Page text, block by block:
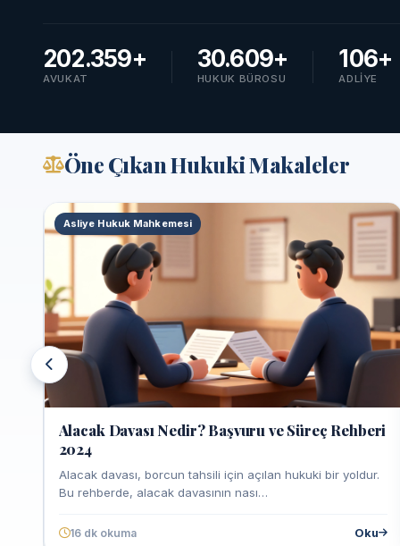
202.359+
AVUKAT
30.609+
HUKUK BÜROSU
106+
ADLIYE
Öne Çıkan Hukuki Makaleler
Asliye Hukuk Mahkemesi
Alacak Davası Nedir? Başvuru ve Süreç Rehberi
2024
Alacak davası, borcun tahsili için açılan hukuki bir yoldur.
Bu rehberde, alacak davasının nası…
16 dk okuma Oku